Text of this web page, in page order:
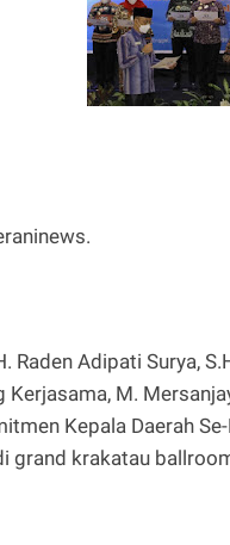
Raden Adipati Surya,
Kerjasama, M.
Kepala Daerah
grand krakatau